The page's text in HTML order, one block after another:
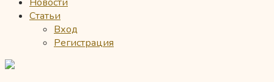
Статьи
Вход
Регистрация